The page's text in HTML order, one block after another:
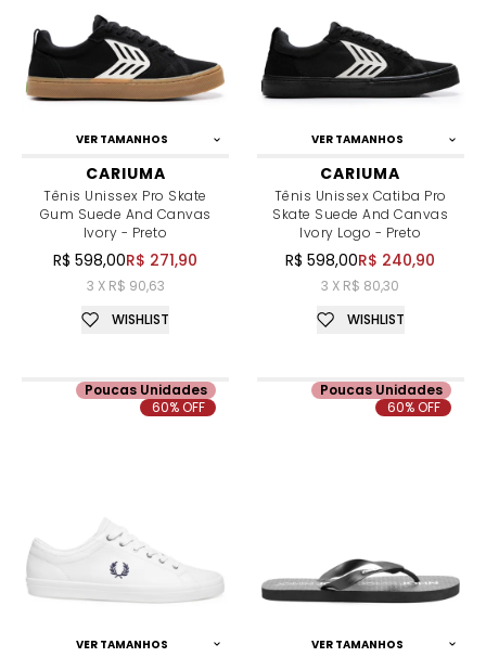
VER TAMANHOS
CARIUMA
Tênis Unissex Pro Skate
Gum Suede And Canvas
Ivory - Preto
R$ 598,00R$ 271,90
3 X R$ 90,63
WISHLIST
VER TAMANHOS
CARIUMA
Tênis Unissex Catiba Pro
Skate Suede And Canvas
Ivory Logo - Preto
R$ 598,00R$ 240,90
3 X R$ 80,30
WISHLIST
VER TAMANHOS
Poucas Unidades
60% OFF
VER TAMANHOS
Poucas Unidades
60% OFF